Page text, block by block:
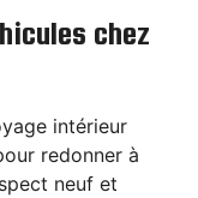
chez
intérieur
redonner à
neuf et